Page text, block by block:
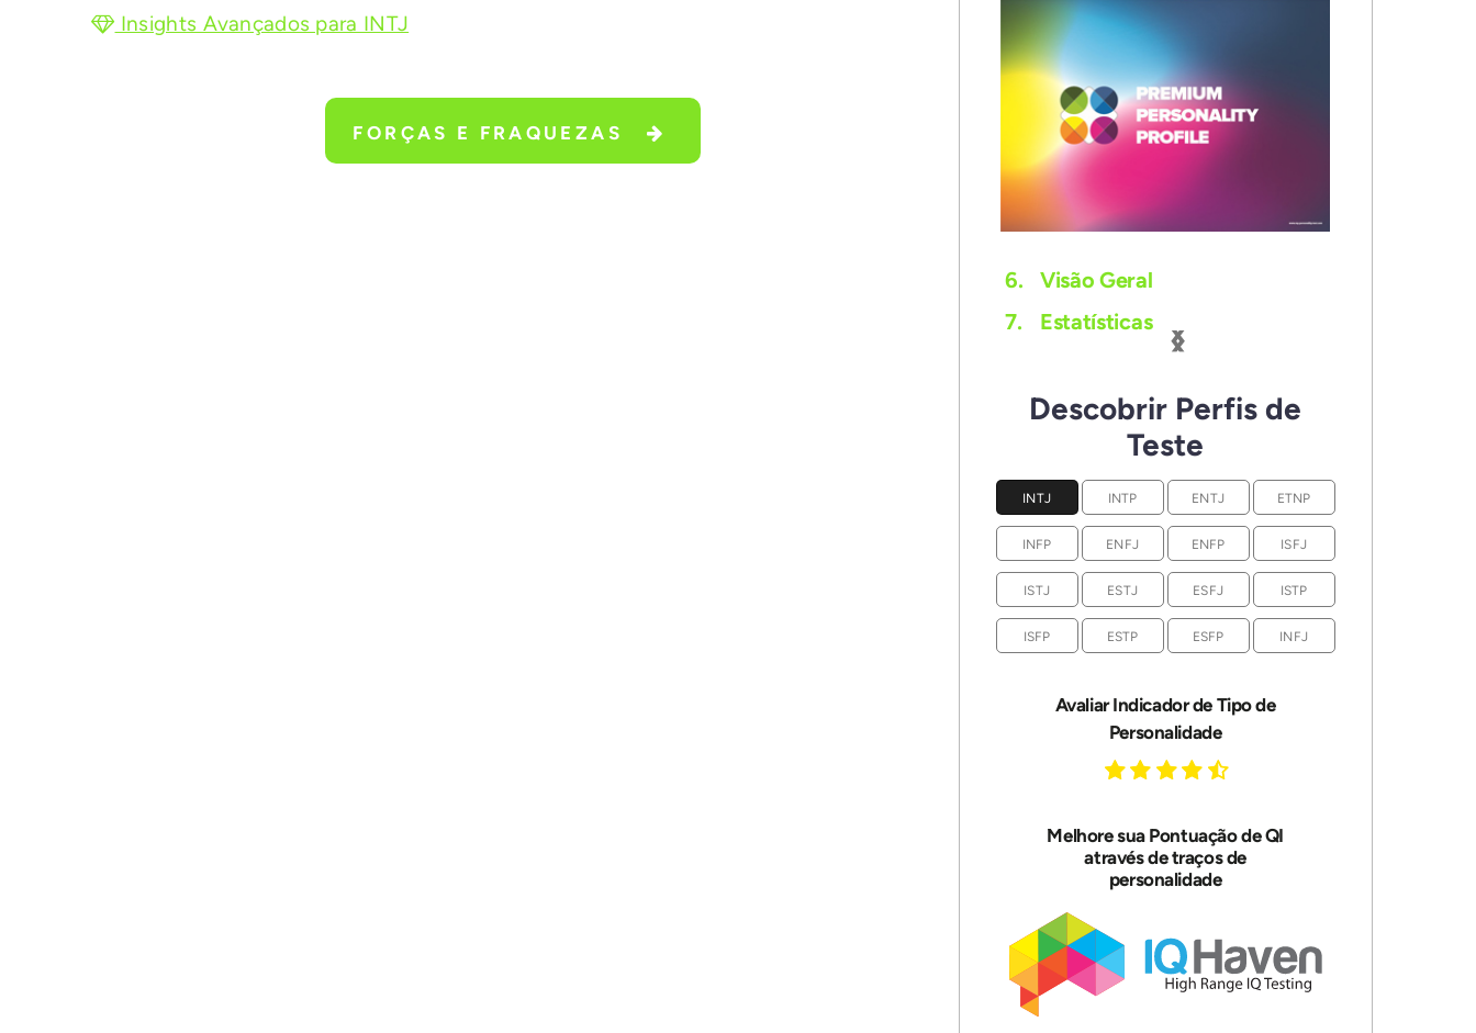
Insights Avançados para INTJ
FORÇAS E FRAQUEZAS
‹
›
6.
Visão Geral
7.
Estatísticas
Descobrir Perfis de
Teste
INTJ INTP ENTJ ETNP
INFP ENFJ ENFP ISFJ
ISTJ ESTJ ESFJ ISTP
ISFP ESTP ESFP INFJ
Avaliar Indicador de Tipo de
Personalidade
Melhore sua Pontuação de QI
através de traços de
personalidade